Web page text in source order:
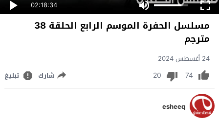
02:18:34
مسلسل الحفرة الموسم الرابع الحلقة 38
مترجم
24 أغسطس 2024
74
20 شارك تبليغ
esheeq